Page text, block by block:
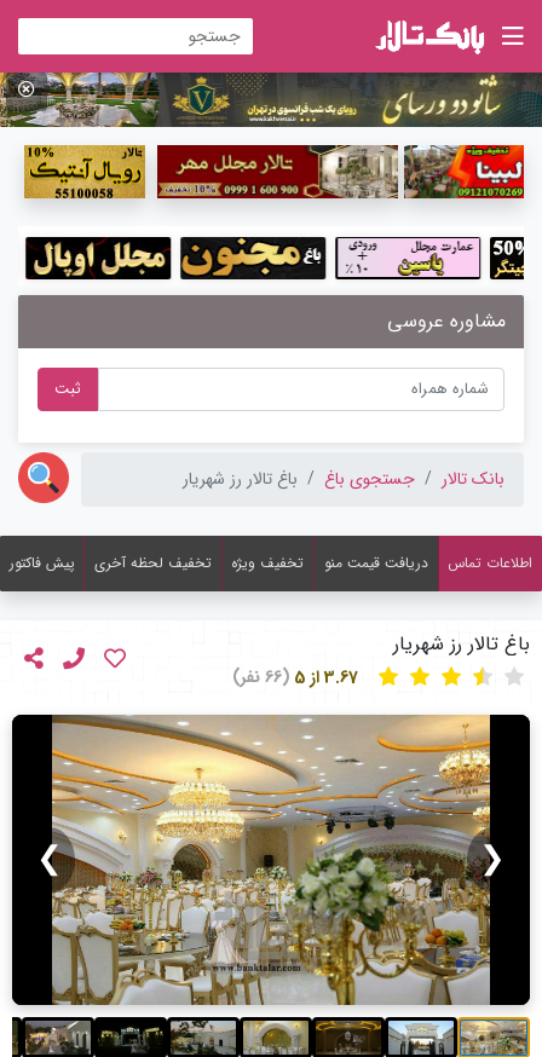
مشاوره عروسی
ثبت
بانک تالار جستجوی باغ باغ تالار رز شهریار
اطلاعات تماس دریافت قیمت منو تخفیف ویژه تخفیف لحظه آخری پیش فاکتور
باغ تالار رز شهریار
(66 نفر)
❮
❯